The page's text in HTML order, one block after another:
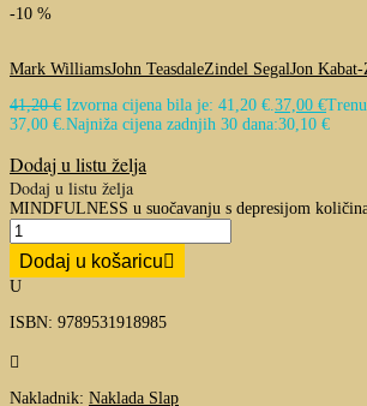
-10 %
Mark WilliamsJohn TeasdaleZindel SegalJon
41,20€ Izvorna cijena bila je: 41,20 €.37,00 €
37,00 €.Najniža cijena zadnjih 30 dana:30,10 €
Dodaj u listu želja
Dodaj u listu želja
MINDFULNESS u suočavanju s depresijom
Dodaj u košaricu
U
ISBN: 9789531918985

Nakladnik: Naklada Slap